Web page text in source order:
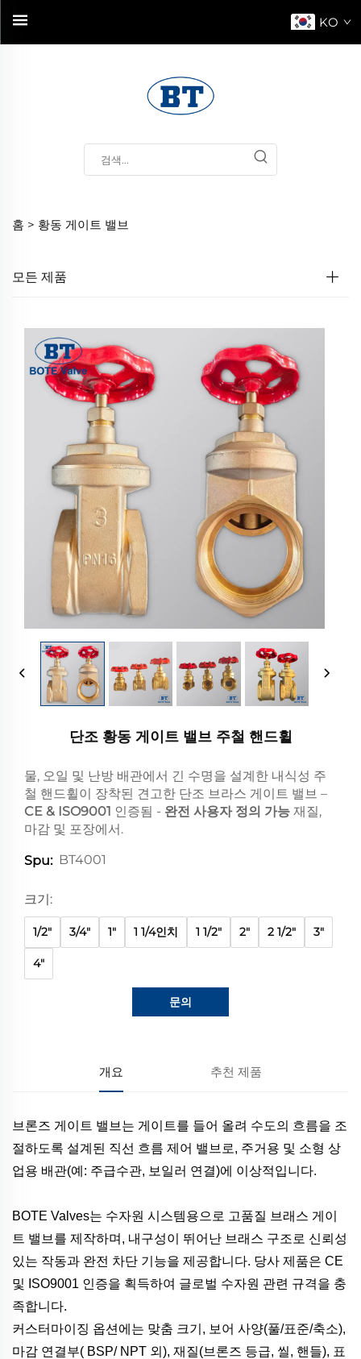
KO
홈 > 황동 게이트 밸브
모든 제품
단조 황동 게이트 밸브 주철 핸드휠
물, 오일 및 난방 배관에서 긴 수명을 설계한 내식성 주
철 핸드휠이 장착된 견고한 단조 브라스 게이트 밸브 –
CE & ISO9001 인증됨 - 완전 사용자 정의 가능 재질,
마감 및 포장에서.
Spu: BT4001
크기:
1/2" 3/4" 1" 1 1/4인치 1 1/2" 2" 2 1/2" 3"
4"
문의
개요 추천 제품
브론즈 게이트 밸브는 게이트를 들어 올려 수도의 흐름을 조
절하도록 설계된 직선 흐름 제어 밸브로, 주거용 및 소형 상
업용 배관(예: 주급수관, 보일러 연결)에 이상적입니다.
BOTE Valves는 수자원 시스템용으로 고품질 브래스 게이
트 밸브를 제작하며, 내구성이 뛰어난 브래스 구조로 신뢰성
있는 작동과 완전 차단 기능을 제공합니다. 당사 제품은 CE
및 ISO9001 인증을 획득하여 글로벌 수자원 관련 규격을 충
족합니다.
커스터마이징 옵션에는 맞춤 크기, 보어 사양(풀/표준/축소),
마감 연결부( BSP/ NPT 외), 재질(브론즈 등급, 씰, 핸들), 표